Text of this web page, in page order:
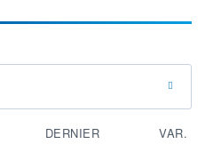
DERNIER VAR.